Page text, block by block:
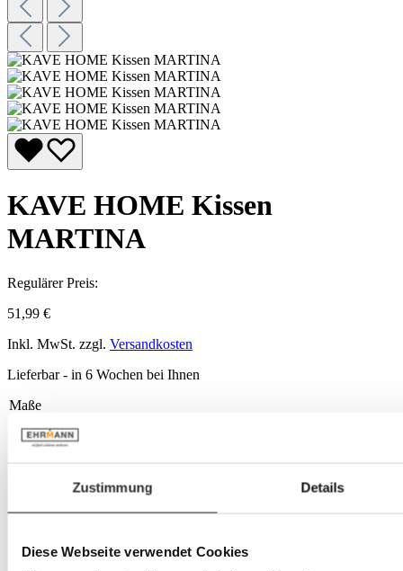
Zustimmung Details
Diese Webseite verwendet Cookies
KAVE HOME Kissen
MARTINA
Regulärer Preis:
51,99 €
Inkl. MwSt. zzgl. Versandkosten
Lieferbar - in 6 Wochen bei Ihnen
Maße
B 52 cm, H 52 cm, T 20 cm
B 70 cm, H 60 cm, T 20 cm
Farbe:offwhite